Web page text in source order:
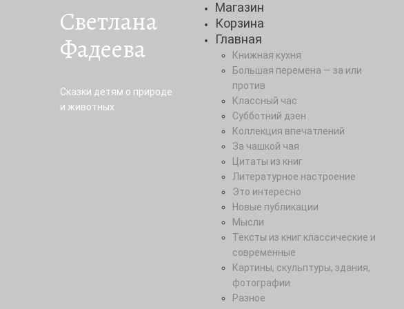
Светлана
Фадеева
Сказки детям о природе
и животных
Магазин
Корзина
Главная
Книжная кухня
Большая перемена — за или
против
Классный час
Субботний дзен
Коллекция впечатлений
За чашкой чая
Цитаты из книг
Литературное настроение
Это интересно
Новые публикации
Мысли
Тексты из книг классические и
современные
Картины, скульптуры, здания,
фотографии
Разное